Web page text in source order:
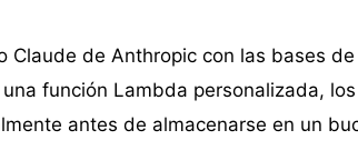
Claude de Anthropic con las bases de
función Lambda personalizada,
antes de almacenarse en un